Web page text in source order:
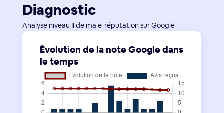
Diagnostic
Analyse niveau II de ma e-réputation sur Google
Évolution de la note Google dans
le temps